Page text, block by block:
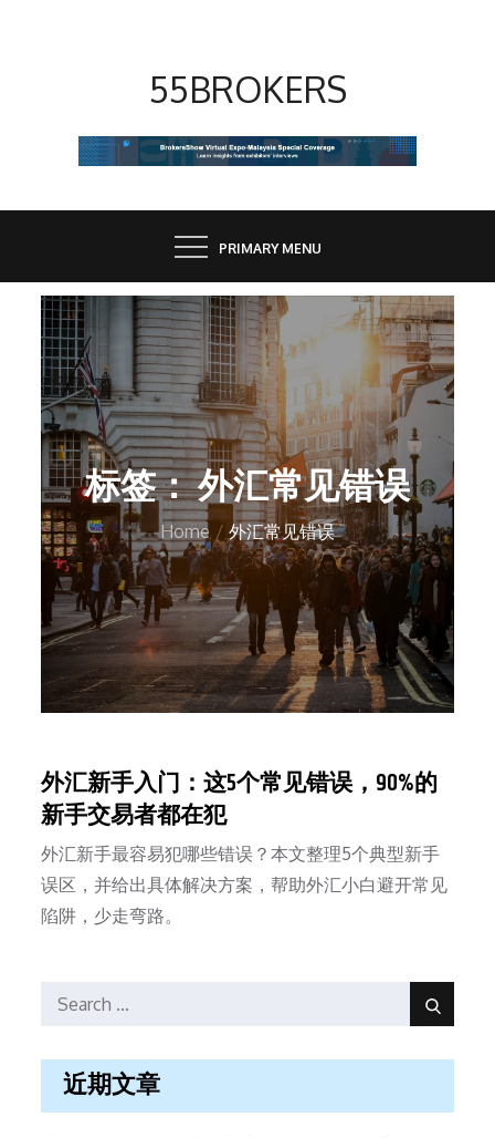
55BROKERS
PRIMARY MENU
标签：外汇常见错误
Home 外汇常见错误
外汇新手入门：这5个常见错误，90%的
新手交易者都在犯
外汇新手最容易犯哪些错误？本文整理5个典型新手
误区，并给出具体解决方案，帮助外汇小白避开常见
陷阱，少走弯路。
Search
Search
近期文章